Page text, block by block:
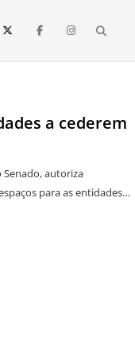
Roraima
sobre política,
com
a cederem
Senado, autoriza
para as entidades…